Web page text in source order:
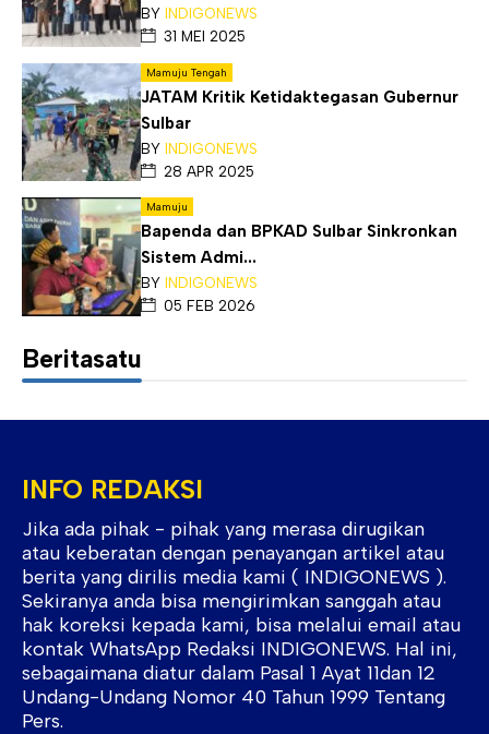
BY INDIGONEWS
31 MEI 2025
Mamuju Tengah
JATAM Kritik Ketidaktegasan Gubernur
Sulbar
BY INDIGONEWS
28 APR 2025
Mamuju
Bapenda dan BPKAD Sulbar Sinkronkan
Sistem Admi...
BY INDIGONEWS
05 FEB 2026
Beritasatu
INFO REDAKSI
Jika ada pihak - pihak yang merasa dirugikan
atau keberatan dengan penayangan artikel atau
berita yang dirilis media kami ( INDIGONEWS ).
Sekiranya anda bisa mengirimkan sanggah atau
hak koreksi kepada kami, bisa melalui email atau
kontak WhatsApp Redaksi INDIGONEWS. Hal ini,
sebagaimana diatur dalam Pasal 1 Ayat 11dan 12
Undang-Undang Nomor 40 Tahun 1999 Tentang
Pers.